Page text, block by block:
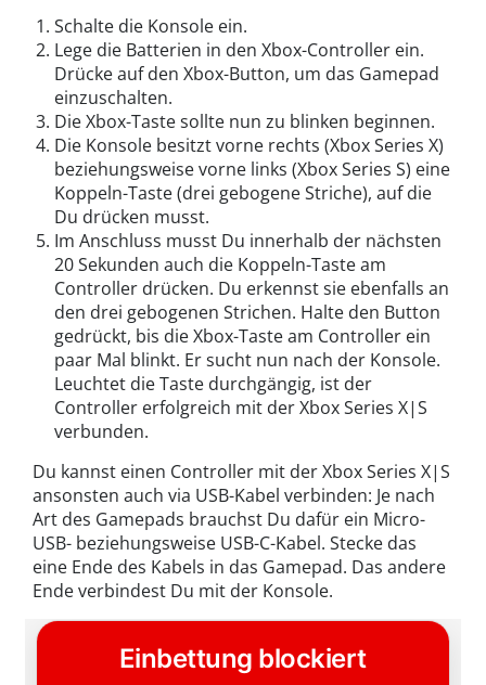
Schalte die Konsole ein.
Lege die Batterien in den Xbox-Controller ein.
Drücke auf den Xbox-Button, um das Gamepad
einzuschalten.
Die Xbox-Taste sollte nun zu blinken beginnen.
Die Konsole besitzt vorne rechts (Xbox Series X)
beziehungsweise vorne links (Xbox Series S) eine
Koppeln-Taste (drei gebogene Striche), auf die
Du drücken musst.
Im Anschluss musst Du innerhalb der nächsten
20 Sekunden auch die Koppeln-Taste am
Controller drücken. Du erkennst sie ebenfalls an
den drei gebogenen Strichen. Halte den Button
gedrückt, bis die Xbox-Taste am Controller ein
paar Mal blinkt. Er sucht nun nach der Konsole.
Leuchtet die Taste durchgängig, ist der
Controller erfolgreich mit der Xbox Series X|S
verbunden.
Du kannst einen Controller mit der Xbox Series X|S
ansonsten auch via USB-Kabel verbinden: Je nach
Art des Gamepads brauchst Du dafür ein Micro-
USB- beziehungsweise USB-C-Kabel. Stecke das
eine Ende des Kabels in das Gamepad. Das andere
Ende verbindest Du mit der Konsole.